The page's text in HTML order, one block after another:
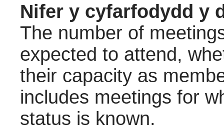
Nifer y cyfarfodydd y
The number of
expected to attend,
their capacity as
includes meetings for
status is known.